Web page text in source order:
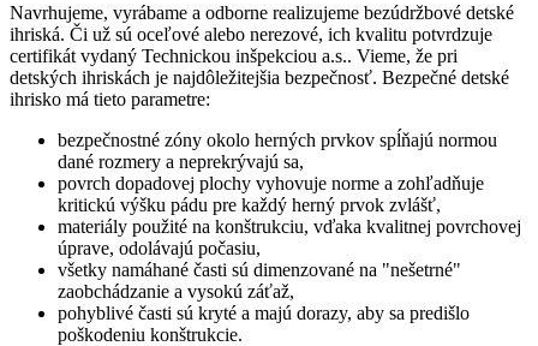
Navrhujeme, vyrábame a odborne realizujeme bezúdržbové detské
ihriská. Či už sú oceľové alebo nerezové, ich kvalitu potvrdzuje
certifikát vydaný Technickou inšpekciou a.s.. Vieme, že pri
detských ihriskách je najdôležitejšia bezpečnosť. Bezpečné detské
ihrisko má tieto parametre:
bezpečnostné zóny okolo herných prvkov spĺňajú normou
dané rozmery a neprekrývajú sa,
povrch dopadovej plochy vyhovuje norme a zohľadňuje
kritickú výšku pádu pre každý herný prvok zvlášť,
materiály použité na konštrukciu, vďaka kvalitnej povrchovej
úprave, odolávajú počasiu,
všetky namáhané časti sú dimenzované na "nešetrné"
zaobchádzanie a vysokú záťaž,
pohyblivé časti sú kryté a majú dorazy, aby sa predišlo
poškodeniu konštrukcie.